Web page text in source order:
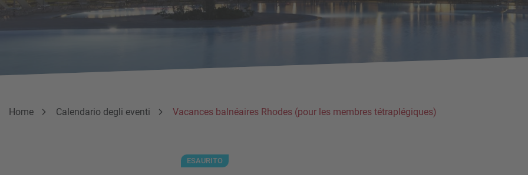
Breadcrumb
Sei qui:
Home Calendario degli eventi Vacances balnéaires Rhodes (pour les membres tétraplégiques)
ESAURITO